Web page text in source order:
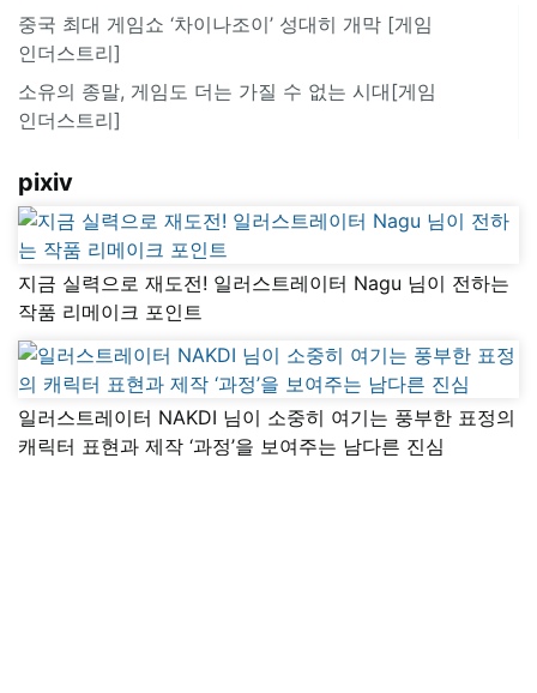
중국 최대 게임쇼 ‘차이나조이’ 성대히 개막 [게임
인더스트리]
소유의 종말, 게임도 더는 가질 수 없는 시대[게임
인더스트리]
pixiv
지금 실력으로 재도전! 일러스트레이터 Nagu 님이 전하는
작품 리메이크 포인트
일러스트레이터 NAKDI 님이 소중히 여기는 풍부한 표정의
캐릭터 표현과 제작 ‘과정’을 보여주는 남다른 진심